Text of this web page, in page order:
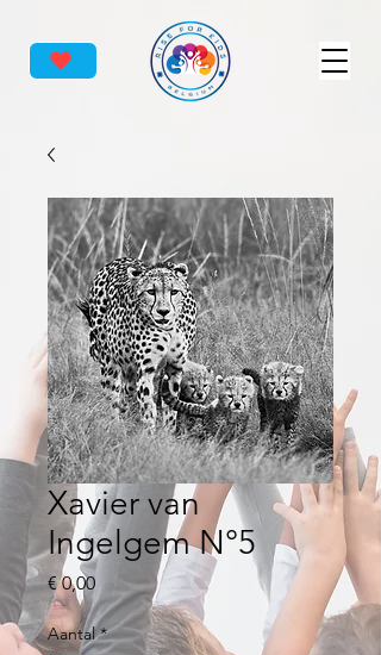
Xavier van
Ingelgem N°5
€ 0,00Prijs
Aantal *